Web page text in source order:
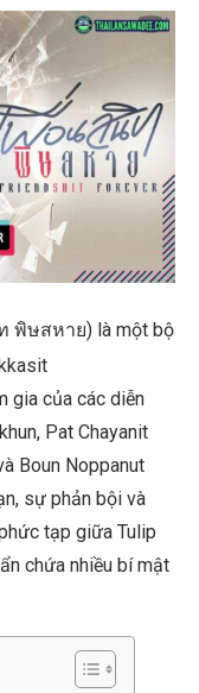
พิษสหาย) là một bộ
gia của các diễn
Pat Chayanit
Boun Noppanut
sự phản bội và
tạp giữa Tulip
chứa nhiều bí mật